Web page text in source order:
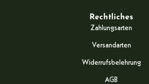
Rechtliches
Zahlungsarten
Versandarten
Widerrufsbelehrung
AGB